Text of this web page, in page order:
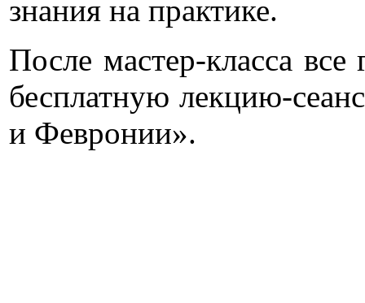
знания на практике.
После мастер-класса все
бесплатную лекцию-
и Февронии».